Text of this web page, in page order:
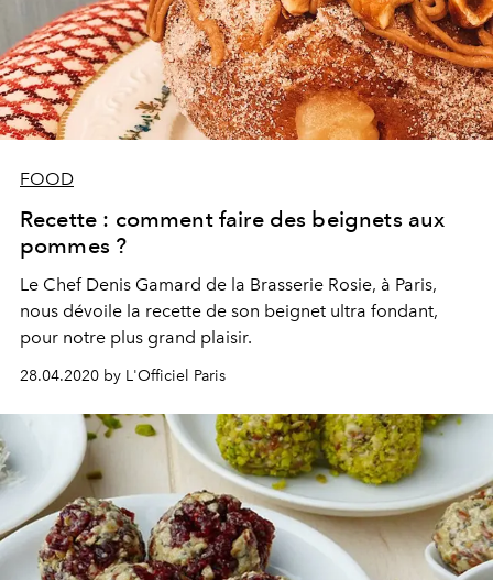
FOOD
Recette : comment faire des beignets aux
pommes ?
Le Chef Denis Gamard de la Brasserie Rosie, à Paris,
nous dévoile la recette de son beignet ultra fondant,
pour notre plus grand plaisir.
28.04.2020 by L'Officiel Paris